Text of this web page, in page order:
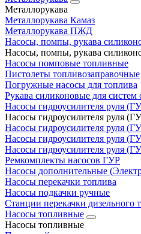
Металлорукава
Металлорукава Камаз
Металлорукава ПЖД
Насосы, помпы, рукава
Насосы, помпы, рукава
Насосы помповые топливные
Пистолеты топливозаправочные
Погружные насосы для топлива
Рукава силиконовые для систем
Насосы гидроусилителя руля
Насосы гидроусилителя руля
Насосы гидроусилителя руля
Насосы гидроусилителя руля
Насосы гидроусилителя руля
Ремкомплекты насосов ГУР
Насосы дополнительные
Насосы перекачки топлива
Насосы подкачки ручные
Станции перекачки дизельного
Насосы топливные
Насосы топливные